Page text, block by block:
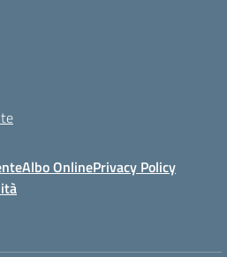
Albo OnlinePrivacy Policy